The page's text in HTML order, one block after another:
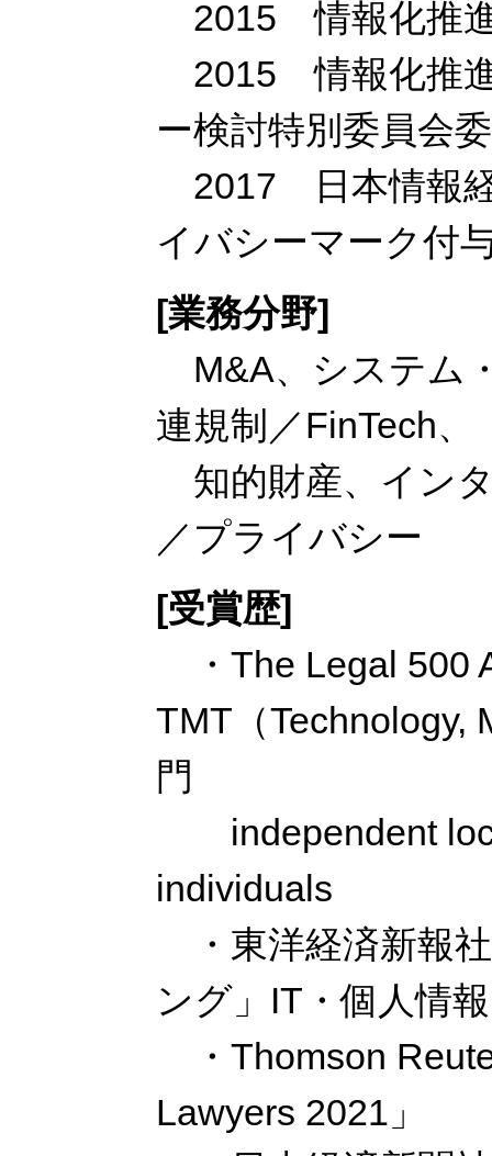
2015 情報化推進
2015 情報化推進
ー検討特別委員会
2017 日本情報経
イバシーマーク付
[業務分野]
M&A、システム
連規制／FinTech、
知的財産、イン
／プライバシー
[受賞歴]
・The Legal 500
TMT（Technology,
門
independent
individuals
・東洋経済新報
ング」IT・個人情
・Thomson
Lawyers 2021」